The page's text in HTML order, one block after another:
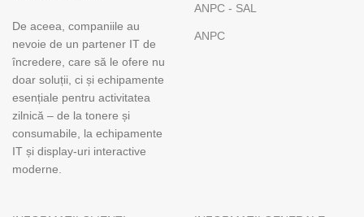
De aceea, companiile au
nevoie de un partener IT de
încredere, care să le ofere nu
doar soluții, ci și echipamente
esențiale pentru activitatea
zilnică – de la tonere și
consumabile, la echipamente
IT și display-uri interactive
moderne.
ANPC - SAL
ANPC